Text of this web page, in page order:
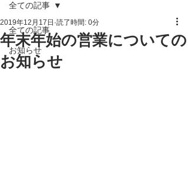
全ての記事
お知らせ
全ての記事
年末年始の営業についての
お知らせ
2019年12月17日 読了時間: 0分